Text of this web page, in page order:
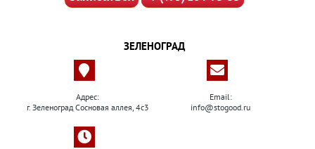
ЗЕЛЕНОГРАД
Адрес:
г. Зеленоград Сосновая аллея, 4с3
Email:
info@stogood.ru